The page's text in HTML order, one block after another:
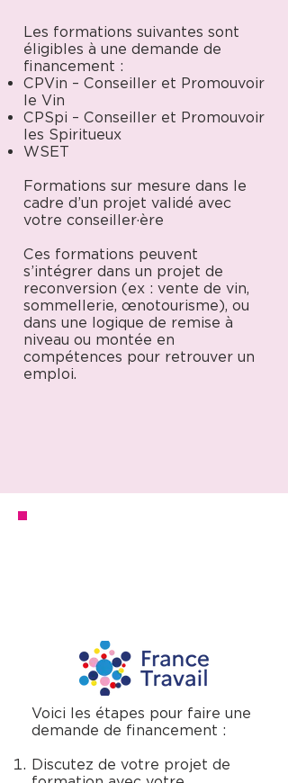
Les formations suivantes sont
éligibles à une demande de
financement :
CPVin – Conseiller et Promouvoir
le Vin
CPSpi – Conseiller et Promouvoir
les Spiritueux
WSET
Formations sur mesure dans le
cadre d’un projet validé avec
votre conseiller·ère
Ces formations peuvent
s’intégrer dans un projet de
reconversion (ex : vente de vin,
sommellerie, œnotourisme), ou
dans une logique de remise à
niveau ou montée en
compétences pour retrouver un
emploi.
Voici les étapes pour faire une
demande de financement :
Discutez de votre projet de